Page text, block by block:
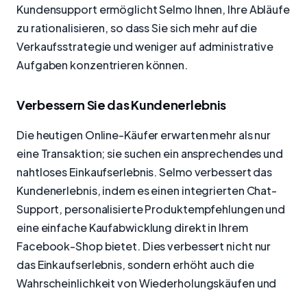
Kundensupport ermöglicht Selmo Ihnen, Ihre Abläufe
zu rationalisieren, so dass Sie sich mehr auf die
Verkaufsstrategie und weniger auf administrative
Aufgaben konzentrieren können.
Verbessern Sie das Kundenerlebnis
Die heutigen Online-Käufer erwarten mehr als nur
eine Transaktion; sie suchen ein ansprechendes und
nahtloses Einkaufserlebnis. Selmo verbessert das
Kundenerlebnis, indem es einen integrierten Chat-
Support, personalisierte Produktempfehlungen und
eine einfache Kaufabwicklung direkt in Ihrem
Facebook-Shop bietet. Dies verbessert nicht nur
das Einkaufserlebnis, sondern erhöht auch die
Wahrscheinlichkeit von Wiederholungskäufen und